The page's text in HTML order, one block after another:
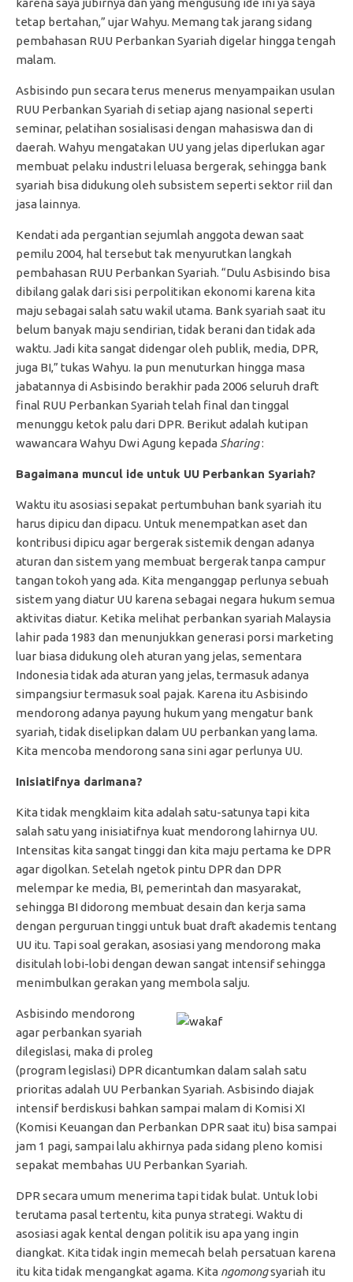
tetap bertahan,” ujar Wahyu. Memang tak jarang sidang
pembahasan RUU Perbankan Syariah digelar hingga tengah
malam.
Asbisindo pun secara terus menerus menyampaikan usulan
RUU Perbankan Syariah di setiap ajang nasional seperti
seminar, pelatihan sosialisasi dengan mahasiswa dan di
daerah. Wahyu mengatakan UU yang jelas diperlukan agar
membuat pelaku industri leluasa bergerak, sehingga bank
syariah bisa didukung oleh subsistem seperti sektor riil dan
jasa lainnya.
Kendati ada pergantian sejumlah anggota dewan saat
pemilu 2004, hal tersebut tak menyurutkan langkah
pembahasan RUU Perbankan Syariah. “Dulu Asbisindo bisa
dibilang galak dari sisi perpolitikan ekonomi karena kita
maju sebagai salah satu wakil utama. Bank syariah saat itu
belum banyak maju sendirian, tidak berani dan tidak ada
waktu. Jadi kita sangat didengar oleh publik, media, DPR,
juga BI,” tukas Wahyu. Ia pun menuturkan hingga masa
jabatannya di Asbisindo berakhir pada 2006 seluruh draft
final RUU Perbankan Syariah telah final dan tinggal
menunggu ketok palu dari DPR. Berikut adalah kutipan
wawancara Wahyu Dwi Agung kepada Sharing:
Bagaimana muncul ide untuk UU Perbankan Syariah?
Waktu itu asosiasi sepakat pertumbuhan bank syariah itu
harus dipicu dan dipacu. Untuk menempatkan aset dan
kontribusi dipicu agar bergerak sistemik dengan adanya
aturan dan sistem yang membuat bergerak tanpa campur
tangan tokoh yang ada. Kita menganggap perlunya sebuah
sistem yang diatur UU karena sebagai negara hukum semua
aktivitas diatur. Ketika melihat perbankan syariah Malaysia
lahir pada 1983 dan menunjukkan generasi porsi marketing
luar biasa didukung oleh aturan yang jelas, sementara
Indonesia tidak ada aturan yang jelas, termasuk adanya
simpangsiur termasuk soal pajak. Karena itu Asbisindo
mendorong adanya payung hukum yang mengatur bank
syariah, tidak diselipkan dalam UU perbankan yang lama.
Kita mencoba mendorong sana sini agar perlunya UU.
Inisiatifnya darimana?
Kita tidak mengklaim kita adalah satu-satunya tapi kita
salah satu yang inisiatifnya kuat mendorong lahirnya UU.
Intensitas kita sangat tinggi dan kita maju pertama ke DPR
agar digolkan. Setelah ngetok pintu DPR dan DPR
melempar ke media, BI, pemerintah dan masyarakat,
sehingga BI didorong membuat desain dan kerja sama
dengan perguruan tinggi untuk buat draft akademis tentang
UU itu. Tapi soal gerakan, asosiasi yang mendorong maka
disitulah lobi-lobi dengan dewan sangat intensif sehingga
menimbulkan gerakan yang membola salju.
Asbisindo mendorong
agar perbankan syariah
dilegislasi, maka di proleg
(program legislasi) DPR dicantumkan dalam salah satu
prioritas adalah UU Perbankan Syariah. Asbisindo diajak
intensif berdiskusi bahkan sampai malam di Komisi XI
(Komisi Keuangan dan Perbankan DPR saat itu) bisa sampai
jam 1 pagi, sampai lalu akhirnya pada sidang pleno komisi
sepakat membahas UU Perbankan Syariah.
DPR secara umum menerima tapi tidak bulat. Untuk lobi
terutama pasal tertentu, kita punya strategi. Waktu di
asosiasi agak kental dengan politik isu apa yang ingin
diangkat. Kita tidak ingin memecah belah persatuan karena
itu kita tidak mengangkat agama. Kita ngomongsyariah itu